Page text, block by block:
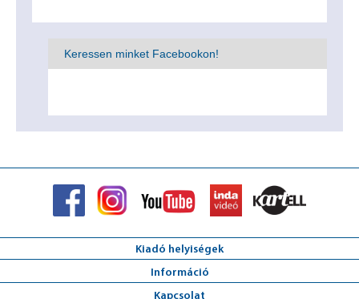
Keressen minket Facebookon!
Kiadó helyiségek
Információ
Kapcsolat